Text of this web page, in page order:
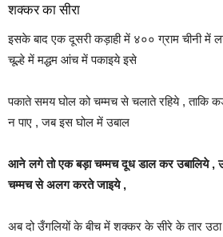
शक्कर का सीरा
इसके बाद एक दूसरी कड़ाही में ४०० ग्राम चीनी में
चूल्हे में मद्धम आंच में पकाइये इसे
पकाते समय घोल को चम्मच से चलाते रहिये , ताकि
न पाए , जब इस घोल में उबाल
आने लगे तो एक बड़ा चम्मच दूध डाल कर उबालिये
चम्मच से अलग करते जाइये ,
अब दो उँगलियों के बीच में शक्कर के सीरे के तार